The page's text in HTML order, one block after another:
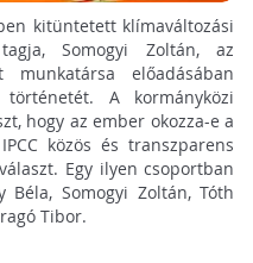
kitüntetett klímaváltozási
Somogyi Zoltán, az
munkatársa előadásában
A kormányközi
hogy az ember okozza-e a
közös és transzparens
Egy ilyen csoportban
Béla, Somogyi Zoltán, Tóth
Tibor.